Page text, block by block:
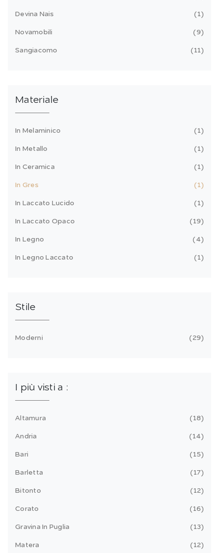
Devina Nais 1
Novamobili 9
Sangiacomo 11
Materiale
In Melaminico 1
In Metallo 1
In Ceramica 1
In Gres 1
In Laccato Lucido 1
In Laccato Opaco 19
In Legno 4
In Legno Laccato 1
Stile
Moderni 29
I più visti a :
Altamura 18
Andria 14
Bari 15
Barletta 17
Bitonto 12
Corato 16
Gravina In Puglia 13
Matera 12